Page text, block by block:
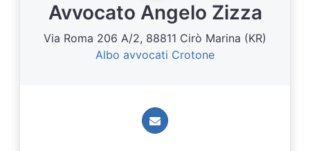
Avvocato Angelo Zizza
Via Roma 206 A/2, 88811 Cirò Marina (KR)
Albo avvocati Crotone